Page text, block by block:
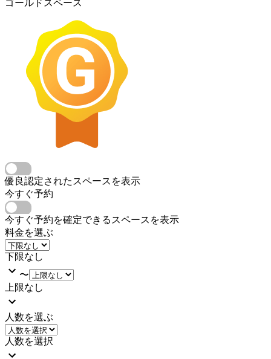
ゴールドスペース
優良認定されたスペースを表示
今すぐ予約
今すぐ予約を確定できるスペースを表示
料金を選ぶ
下限なし
〜
上限なし
人数を選ぶ
人数を選択